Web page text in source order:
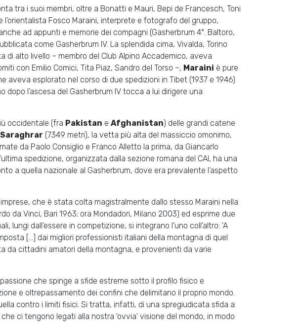
tra i suoi membri, oltre a Bonatti e Mauri, Bepi de Francesch, Toni
l’orientalista Fosco Maraini, interprete e fotografo del gruppo,
ad appunti e memorie dei compagni (Gasherbrum 4°. Baltoro,
come Gasherbrum IV. La splendida cima, Vivalda, Torino
di alto livello – membro del Club Alpino Accademico, aveva
con Emilio Comici, Tita Piaz, Sandro del Torso –, Maraini è pure
aveva esplorato nel corso di due spedizioni in Tibet (1937 e 1946)
dopo l’ascesa del Gasherbrum IV tocca a lui dirigere una
occidentale (fra Pakistan e Afghanistan) delle grandi catene
(7349 metri), la vetta più alta del massiccio omonimo,
da Paolo Consiglio e Franco Alletto la prima, da Giancarlo
spedizione, organizzata dalla sezione romana del CAI, ha una
a quella nazionale al Gasherbrum, dove era prevalente l’aspetto
che è stata colta magistralmente dallo stesso Maraini nella
da Vinci, Bari 1963; ora Mondadori, Milano 2003) ed esprime due
lungi dall’essere in competizione, si integrano l’uno coll’altro: 'A
[...] dai migliori professionisti italiani della montagna di quel
da cittadini amatori della montagna, e provenienti da varie
che spinge a sfide estreme sotto il profilo fisico e
e oltrepassamento dei confini che delimitano il proprio mondo.
contro i limiti fisici. Si tratta, infatti, di una spregiudicata sfida a
ci tengono legati alla nostra 'ovvia' visione del mondo, in modo